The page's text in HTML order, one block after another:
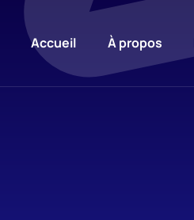
Accueil À propos